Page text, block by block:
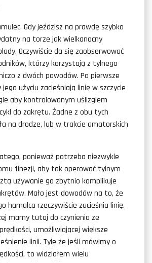
Gdy jeździsz na prawdę szybko
na torze jak wielkanocny
Oczywiście da się zaobserwować
którzy korzystają z tylnego
z dwóch powodów. Po pierwsze
użyciu zacieśniają linię w szczycie
aby kontrolowanym uślizgiem
do zakrętu. Żadne z obu tych
na drodze, lub w trakcie amatorskich
ponieważ potrzeba niezwykle
finezji, aby tak operować tylnym
używanie go zbytnio komplikuje
Mało jest dowodów na to, że
hamulca rzeczywiście zacieśnia linię.
mamy tutaj do czynienia ze
umożliwiającej większe
linii. Tyle że jeśli mówimy o
to widziałem wielu